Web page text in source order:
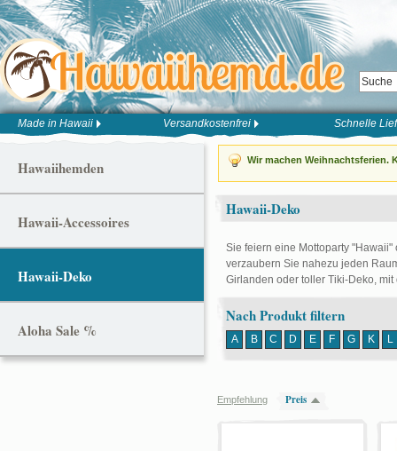
Made in Hawaii Versandkostenfrei Schnelle
Wir machen Weihnachtsferien.
Hawaii-Deko
Sie feiern eine Mottoparty
verzaubern Sie nahezu jeden
Girlanden oder toller Tiki-Deko,
Nach Produkt filtern
A B C D E F G K L
Empfehlung Preis
Hawaiihemden
Hawaii-Accessoires
Hawaii-Deko
Aloha Sale %